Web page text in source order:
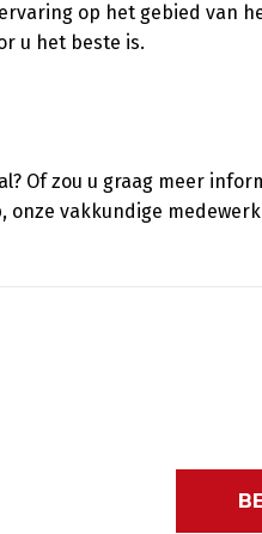
op het gebied van
u het beste is.
Of zou u graag meer
onze vakkundige